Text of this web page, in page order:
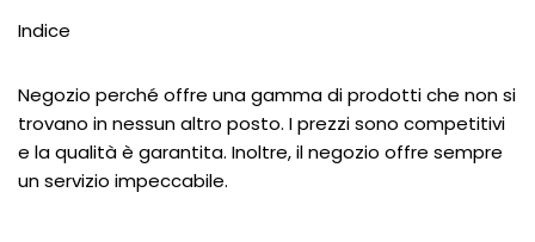
Indice
Negozio perché offre una gamma di prodotti che non si
trovano in nessun altro posto. I prezzi sono competitivi
e la qualità è garantita. Inoltre, il negozio offre sempre
un servizio impeccabile.